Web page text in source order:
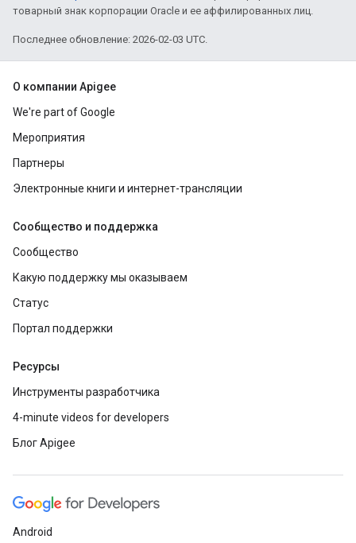
товарный знак корпорации Oracle и ее аффилированных лиц.
Последнее обновление: 2026-02-03 UTC.
О компании Apigee
We're part of Google
Мероприятия
Партнеры
Электронные книги и интернет-трансляции
Сообщество и поддержка
Сообщество
Какую поддержку мы оказываем
Статус
Портал поддержки
Ресурсы
Инструменты разработчика
4-minute videos for developers
Блог Apigee
Android